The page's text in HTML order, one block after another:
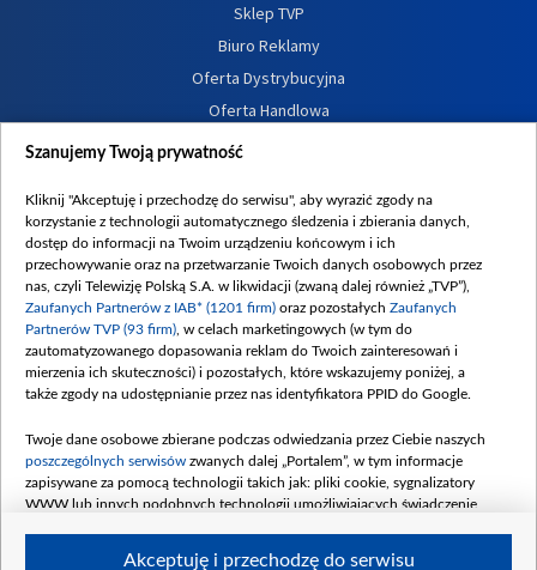
Sklep TVP
Biuro Reklamy
Oferta Dystrybucyjna
Oferta Handlowa
Dostępność
Procedura zgłoszeń wewnętrznych
Szanujemy Twoją prywatność
Kliknij "Akceptuję i przechodzę do serwisu", aby wyrazić zgody na
korzystanie z technologii automatycznego śledzenia i zbierania danych,
dostęp do informacji na Twoim urządzeniu końcowym i ich
przechowywanie oraz na przetwarzanie Twoich danych osobowych przez
nas, czyli Telewizję Polską S.A. w likwidacji (zwaną dalej również „TVP”),
Zaufanych Partnerów z IAB* (1201 firm) oraz pozostałych Zaufanych
Partnerów TVP (93 firm) , w celach marketingowych (w tym do
zautomatyzowanego dopasowania reklam do Twoich zainteresowań i
mierzenia ich skuteczności) i pozostałych, które wskazujemy poniżej, a
także zgody na udostępnianie przez nas identyfikatora PPID do Google.
Twoje dane osobowe zbierane podczas odwiedzania przez Ciebie naszych
poszczególnych serwisów zwanych dalej „Portalem”, w tym informacje
zapisywane za pomocą technologii takich jak: pliki cookie, sygnalizatory
WWW lub innych podobnych technologii umożliwiających świadczenie
Akceptuję i przechodzę do serwisu